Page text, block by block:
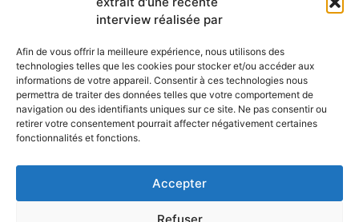
interview réalisée par
Afin de vous offrir la meilleure expérience, nous utilisons des
technologies telles que les cookies pour stocker et/ou accéder aux
informations de votre appareil. Consentir à ces technologies nous
permettra de traiter des données telles que votre comportement de
navigation ou des identifiants uniques sur ce site. Ne pas consentir ou
retirer votre consentement pourrait affecter négativement certaines
fonctionnalités et fonctions.
Accepter
Refuser
Recevez les dernières nouvelles
nos ministères à travers le monde.
S'ABONNER
Envoyez-nous votre
Plan du site